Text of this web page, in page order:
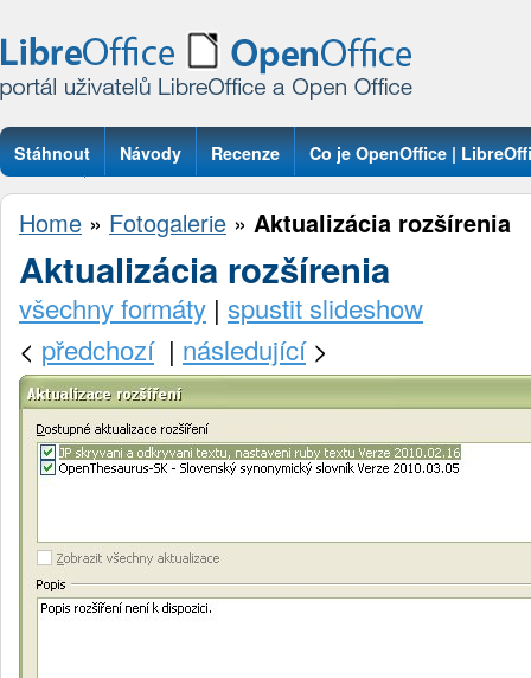
Stáhnout Návody Recenze Co je OpenOffice |
Otázky
Home » Fotogalerie » Aktualizácia rozšírenia
Aktualizácia rozšírenia
všechny formáty | spustit slideshow
< předchozí| následující>